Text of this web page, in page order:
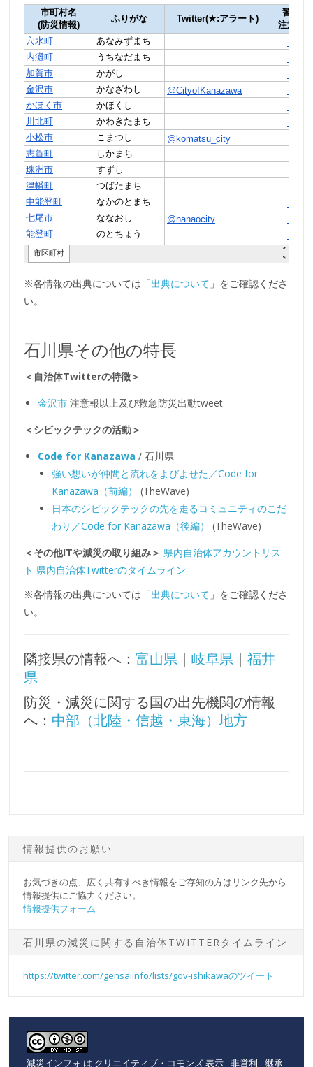
※各情報の出典については「出典について 」をご確認くださ
い。
石川県その他の特長
＜自治体Twitterの特徴＞
金沢市 注意報以上及び救急防災出動tweet
＜シビックテックの活動＞
Code for Kanazawa / 石川県
強い想いが仲間と流れをよびよせた／Code for
Kanazawa（前編）
(TheWave)
日本のシビックテックの先を走るコミュニティのこだ
わり／Code for Kanazawa（後編）
(TheWave)
＜その他ITや減災の取り組み＞ 県内自治体アカウントリス
ト 県内自治体Twitterのタイムライン
※各情報の出典については「出典について 」をご確認くださ
い。
隣接県の情報へ：富山県 ｜岐阜県 ｜福井
県
防災・減災に関する国の出先機関の情報
へ： 中部（北陸・信越・東海）地方
情報提供のお願い
お気づきの点、広く共有すべき情報をご存知の方はリンク先から
情報提供にご協力ください。
情報提供フォーム
石川県の減災に関する自治体TWITTERタイムライン
https://twitter.com/gensaiinfo/lists/gov-ishikawaのツイート
減災インフォ は クリエイティブ・コモンズ 表示 - 非営利 - 継承